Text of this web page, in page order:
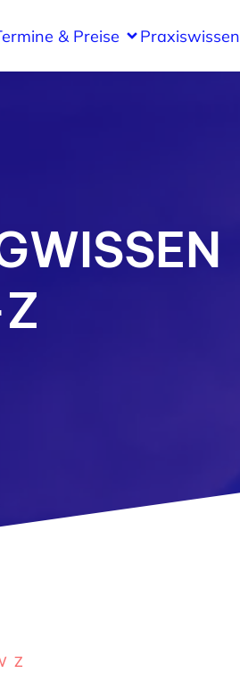
& Preise Praxiswissen
Z